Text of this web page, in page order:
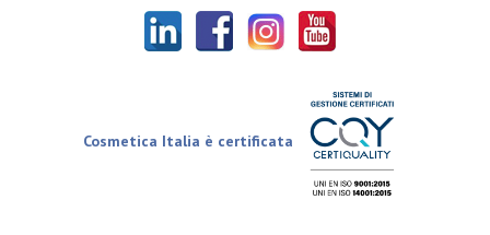
Cosmetica Italia è certificata